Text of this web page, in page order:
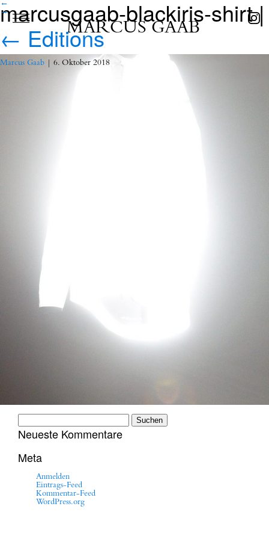
MARCUS GAAB
marcusgaab-blackiris-shirt|
← Editions
Marcus Gaab 6. Oktober 2018
←
→
Suchen
nach:
Neueste Kommentare
Meta
Anmelden
Eintrags-Feed
Kommentar-Feed
WordPress.org